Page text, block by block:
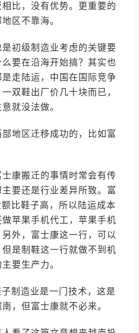
比，没有优势。更重要的
区不靠海。
初级制造业考虑的关键要
要在沿海开始搞？其实也
走陆运，中国在国际竞争
双鞋出厂价几十块而已，
就没法做。
地区迁移成功的，比如富
康搬迁的事情时常会有传
要还是行业差异所致。富
比鞋子高，所以陆运成本
苹果手机代工，苹果手机
外，富士康这一行，可以
是制鞋这一行就做不到机
要生产力。
制造业是一门技术，这是
，但富士康就不必来。